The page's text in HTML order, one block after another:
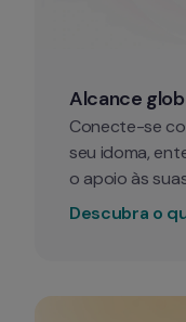
Alcance
Conecte-se
seu idoma,
o apoio às
Descubra o